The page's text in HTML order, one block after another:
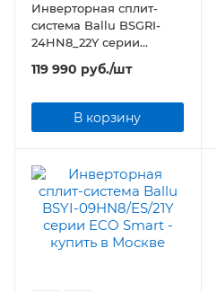
Инверторная сплит-
система Ballu BSGRI-
24HN8_22Y серии
119 990 руб./шт
В корзину